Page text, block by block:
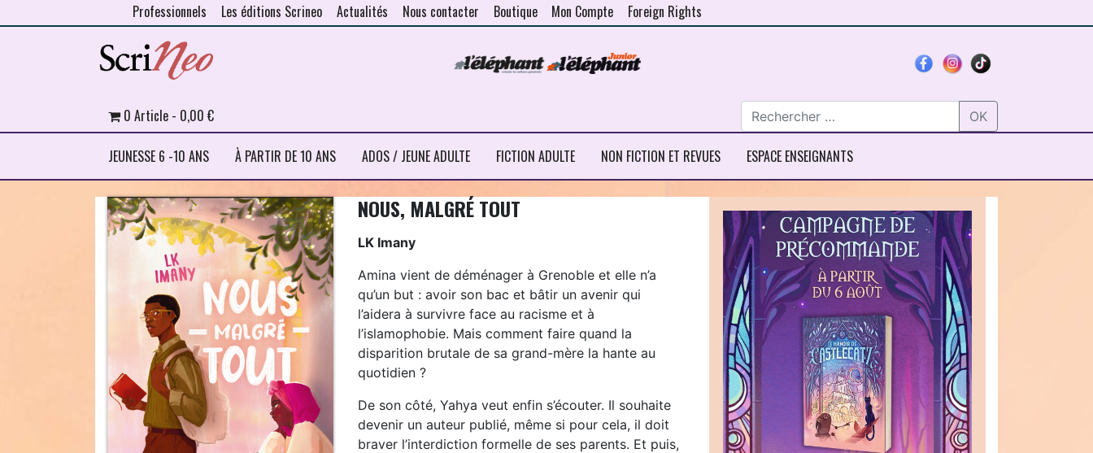
Professionnels Les éditions Scrineo Actualités Nous contacter Boutique Mon Compte Foreign Rights
OK
JEUNESSE 6 -10 ANS À PARTIR DE 10 ANS ADOS / JEUNE ADULTE FICTION ADULTE NON FICTION ET REVUES ESPACE ENSEIGNANTS
0 Article 0,00 €
NOUS, MALGRÉ TOUT
LK Imany
Amina vient de déménager à Grenoble et elle n’a
qu’un but : avoir son bac et bâtir un avenir qui
l’aidera à survivre face au racisme et à
l’islamophobie. Mais comment faire quand la
disparition brutale de sa grand-mère la hante au
quotidien ?
De son côté, Yahya veut enfin s’écouter. Il souhaite
devenir un auteur publié, même si pour cela, il doit
braver l’interdiction formelle de ses parents. Et puis,